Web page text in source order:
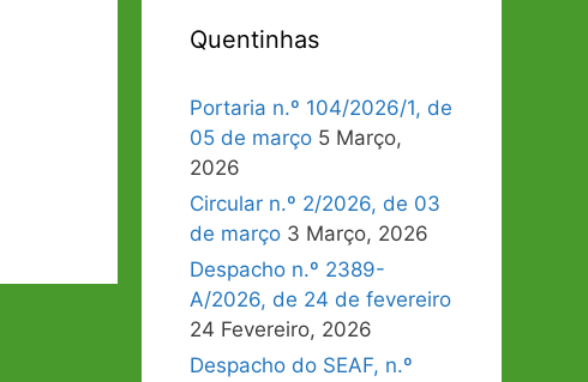
Quentinhas
Portaria n.º 104/2026/1, de
05 de março 5 Março,
2026
Circular n.º 2/2026, de 03
de março 3 Março, 2026
Despacho n.º 2389-
A/2026, de 24 de fevereiro
24 Fevereiro, 2026
Despacho do SEAF, n.º